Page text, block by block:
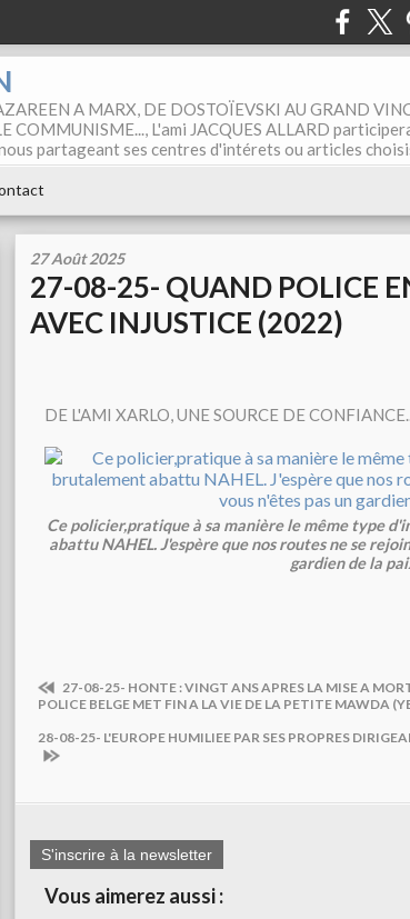
A MARX, DE DOSTOÏEVSKI AU GRAND
COMMUNISME..., L'ami JACQUES ALLARD
partageant ses centres d'intérets ou articles
27 Août 2025
27-08-25- QUAND POLICE
AVEC INJUSTICE (2022)
DE L'AMI XARLO, UNE SOURCE DE
Ce policier,pratique à sa manière le même type
abattu NAHEL. J'espère que nos routes ne se
gardien de la
27-08-25- HONTE : VINGT ANS APRES LA MISE A
POLICE BELGE MET FIN A LA VIE DE LA PETITE MAWDA
28-08-25- L'EUROPE HUMILIEE PAR SES PROPRES
S'inscrire à la newsletter
Vous aimerez aussi :